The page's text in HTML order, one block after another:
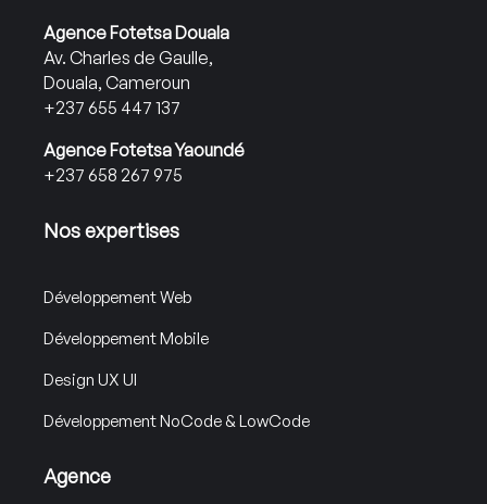
Agence Fotetsa Douala
Av. Charles de Gaulle,
Douala, Cameroun
+237 655 447 137
Agence Fotetsa Yaoundé
+237 658 267 975
Nos expertises
Développement Web
Développement Mobile
Design UX UI
Développement NoCode & LowCode
Agence